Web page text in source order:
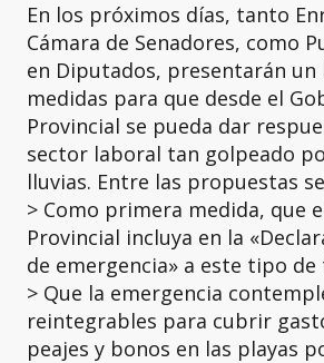
En los próximos días, tanto
Cámara de Senadores, como
en Diputados, presentarán un
medidas para que desde el
Provincial se pueda dar
sector laboral tan golpeado
lluvias. Entre las propuestas
> Como primera medida, que
Provincial incluya en la
de emergencia» a este tipo
> Que la emergencia
reintegrables para cubrir
peajes y bonos en las playas